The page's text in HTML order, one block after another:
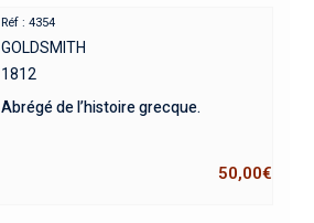
Réf : 4354
GOLDSMITH
1812
Abrégé de l’histoire grecque.
50,00€